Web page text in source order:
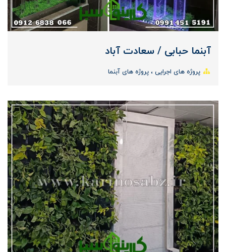
آبنما حبابی / سعادت آباد
پروژه های اجرایی پروژه های آبنما